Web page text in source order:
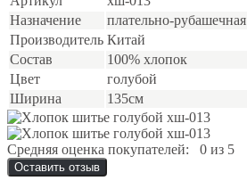
Назначение
плательно-рубашечная
Производитель Китай
Состав
100% хлопок
Цвет
голубой
Ширина
135см
Средняя оценка покупателей: 0 из 5
Оставить отзыв